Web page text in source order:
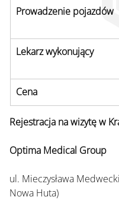
Prowadzenie pojazdów
Lekarz wykonujący
Cena
Rejestracja na wizytę w
Optima Medical Group
ul. Mieczysława
Nowa Huta)